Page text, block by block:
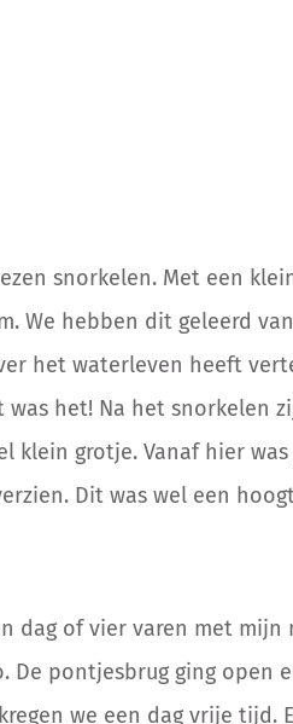
snorkelen. Met een
We hebben dit geleerd
het waterleven heeft
het! Na het snorkelen
klein grotje. Vanaf hier
Dit was wel een
dag of vier varen met
De pontjesbrug ging open
we een dag vrije tijd.